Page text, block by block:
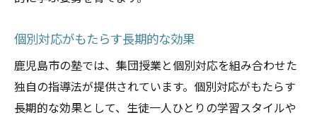
個別対応がもたらす長期的な効果
鹿児島市の塾では、集団授業と個別対応を組み合わせた
独自の指導法が提供されています。個別対応がもたらす
長期的な効果として、生徒一人ひとりの学習スタイルや